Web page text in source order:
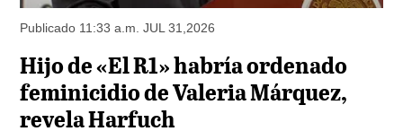
Publicado 11:33 a.m. JUL 31,2026
Hijo de «El R1» habría ordenado
feminicidio de Valeria Márquez,
revela Harfuch